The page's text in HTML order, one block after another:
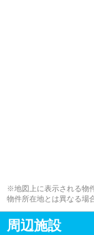
※地図上に表示される物
物件所在地とは異なる場
周辺施設